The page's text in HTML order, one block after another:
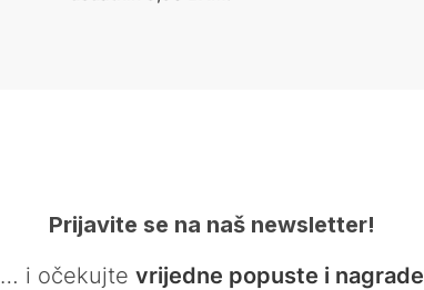
Prijavite se na naš newsletter!
… i očekujte vrijedne popuste i nagrade